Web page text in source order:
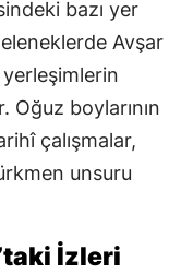
bazı yer
Avşar
Oğuz boylarının
çalışmalar,
unsuru
İzleri